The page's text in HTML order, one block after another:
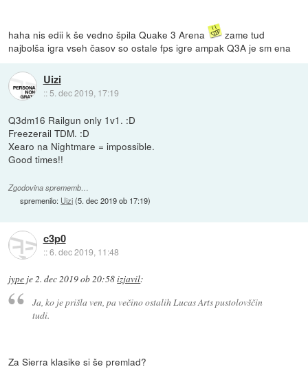
haha nis edii k še vedno špila Quake 3 Arena
zame tud
najbolša igra vseh časov so ostale fps igre ampak Q3A je sm ena
Uizi
:: 5. dec 2019, 17:19
Q3dm16 Railgun only 1v1. :D
Freezerail TDM. :D
Xearo na Nightmare = impossible.
Good times!!
Zgodovina sprememb…
spremenilo: Uizi(5. dec 2019 ob 17:19)
c3p0
::6. dec 2019, 11:48
jype je2. dec 2019 ob 20:58izjavil:
Ja, ko je prišla ven, pa večino ostalih Lucas Arts pustolovščin
tudi.
Za Sierra klasike si še premlad?